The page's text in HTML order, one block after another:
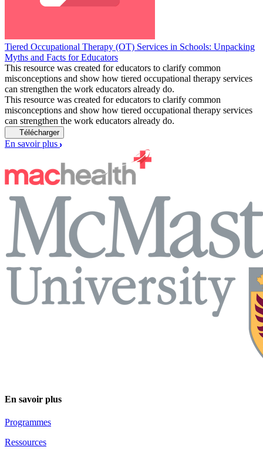
Tiered Occupational Therapy (OT) Services in Schools: Unpacking
Myths and Facts for Educators
This resource was created for educators to clarify common
misconceptions and show how tiered occupational therapy services
can strengthen the work educators already do.
This resource was created for educators to clarify common
misconceptions and show how tiered occupational therapy services
can strengthen the work educators already do.
Télécharger
En savoir plus
En savoir plus
Programmes
Ressources